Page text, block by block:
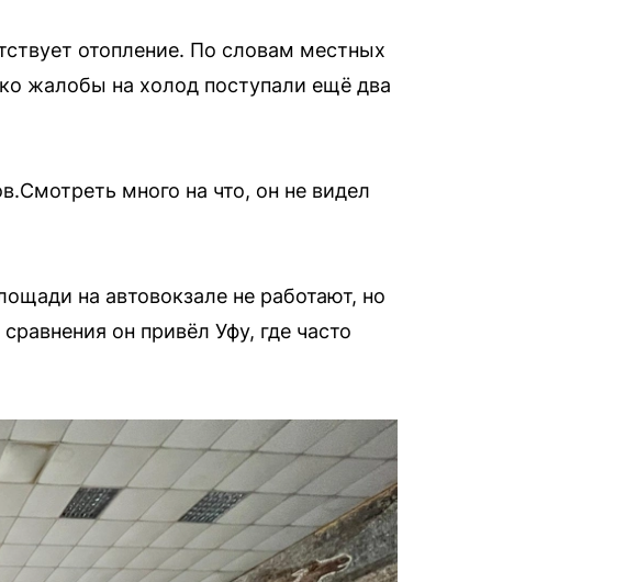
отопление. По словам местных
жалобы на холод поступали ещё два
много на что, он не видел
на автовокзале не работают, но
он привёл Уфу, где часто